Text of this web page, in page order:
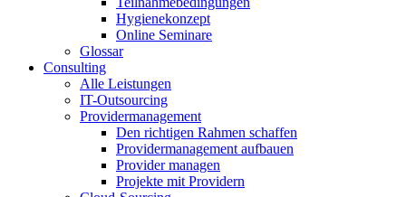
Hygienekonzept
Online Seminare
Glossar
Consulting
Alle Leistungen
IT-Outsourcing
Providermanagement
Den richtigen Rahmen schaffen
Providermanagement aufbauen
Provider managen
Projekte mit Providern